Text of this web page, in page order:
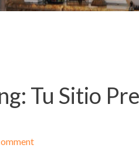
Tu Sitio